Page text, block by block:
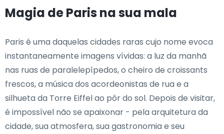
Magia de Paris na sua mala
Paris é uma daquelas cidades raras cujo nome evoca
instantaneamente imagens vívidas: a luz da manhã
nas ruas de paralelepípedos, o cheiro de croissants
frescos, a música dos acordeonistas de rua e a
silhueta da Torre Eiffel ao pôr do sol. Depois de visitar,
é impossível não se apaixonar - pela arquitetura da
cidade, sua atmosfera, sua gastronomia e seu